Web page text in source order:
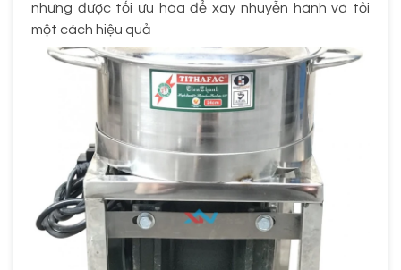
nhưng được tối ưu hóa để xay nhuyễn hành và tỏi
một cách hiệu quả